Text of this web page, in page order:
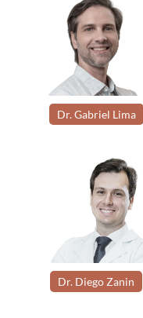
Dr. Gabriel Lima
Dr. Diego Zanin